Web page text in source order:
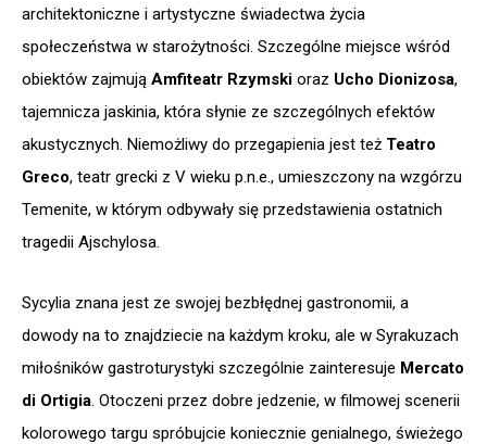
architektoniczne i artystyczne świadectwa życia
społeczeństwa w starożytności. Szczególne miejsce wśród
obiektów zajmują Amfiteatr Rzymski oraz Ucho Dionizosa,
tajemnicza jaskinia, która słynie ze szczególnych efektów
akustycznych. Niemożliwy do przegapienia jest też Teatro
Greco, teatr grecki z V wieku p.n.e., umieszczony na wzgórzu
Temenite, w którym odbywały się przedstawienia ostatnich
tragedii Ajschylosa.
Sycylia znana jest ze swojej bezbłędnej gastronomii, a
dowody na to znajdziecie na każdym kroku, ale w Syrakuzach
miłośników gastroturystyki szczególnie zainteresuje Mercato
di Ortigia. Otoczeni przez dobre jedzenie, w filmowej scenerii
kolorowego targu spróbujcie koniecznie genialnego, świeżego